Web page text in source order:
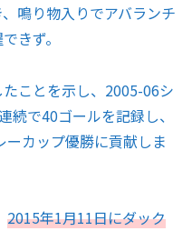
鳴り物入りでアバランチ
きず。
ことを示し、2005-06シ
続で40ゴールを記録し、
カップ優勝に貢献しま
2015年1月11日にダック